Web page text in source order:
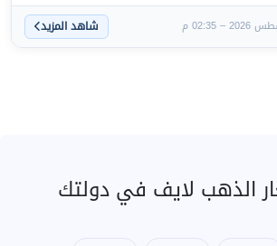
شاهد المزيد
الذهب لايف في دولتك